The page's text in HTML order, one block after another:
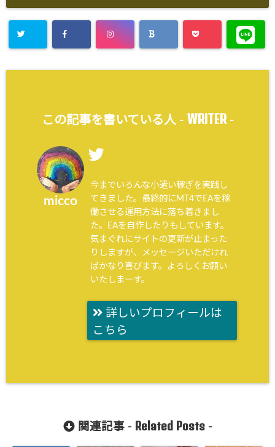
この記事を書いている人 - WRITER-
micco
今までいろんな小遣い稼ぎを実践し
てきました。最終的にMT4でEAを稼
働させる運用方法に落ち着きまし
た。EAを自作したりもしています。
気まぐれにサイトの更新が止まった
りしますが、メッセージいただけれ
ばかなり喜びます。よろしくお願い
いたしまーす。
詳しいプロフィールは
こちら
関連記事 - Related Posts-